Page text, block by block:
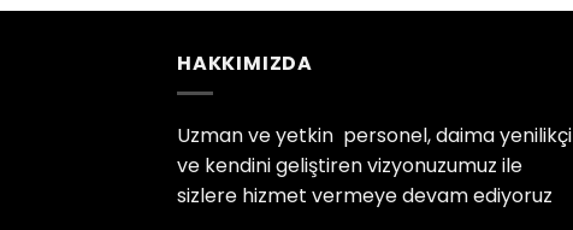
HAKKIMIZDA
Uzman ve yetkin personel, daima yenilikçi
ve kendini geliştiren vizyonuzumuz ile
sizlere hizmet vermeye devam ediyoruz